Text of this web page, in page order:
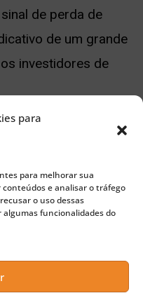
para
para melhorar sua
e analisar o tráfego
o uso dessas
algumas funcionalidades do
de perda de
de um grande
investidores de
últimos dias, outros
dos usuários ativos
mais de um milhão
em oito anos.
também apontam